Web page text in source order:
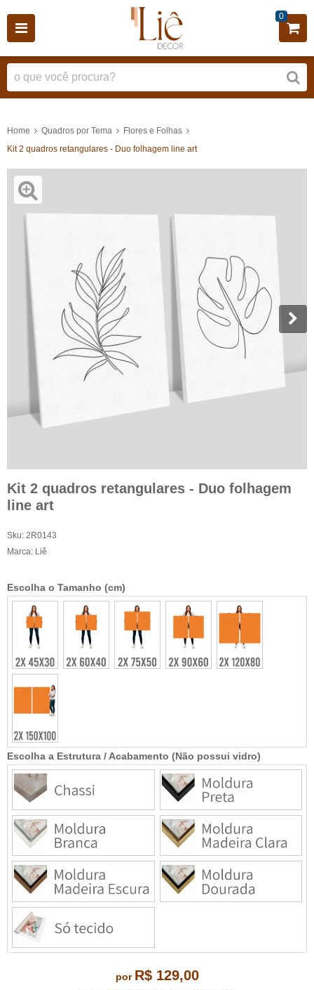
0
Home Quadros por Tema
Flores e Folhas
Kit 2 quadros retangulares - Duo folhagem line art
Kit 2 quadros retangulares - Duo folhagem
line art
Sku: 2R0143
Marca: Liê
Escolha a Estrutura / Acabamento (Não possui vidro)
Escolha o Tamanho (cm)
por R$ 129,00